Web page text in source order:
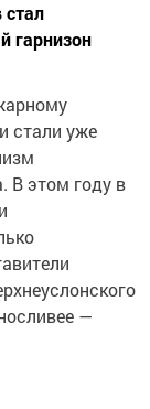
гарнизон
стали уже
В этом году в
—